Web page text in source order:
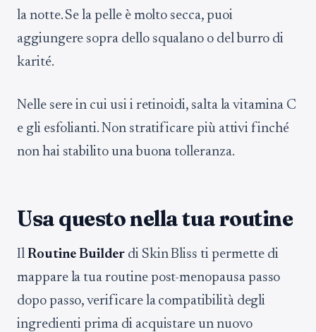
la notte. Se la pelle è molto secca, puoi
aggiungere sopra dello squalano o del burro di
karité.
Nelle sere in cui usi i retinoidi, salta la vitamina C
e gli esfolianti. Non stratificare più attivi finché
non hai stabilito una buona tolleranza.
Usa questo nella tua routine
Il Routine Builderdi Skin Bliss ti permette di
mappare la tua routine post-menopausa passo
dopo passo, verificare la compatibilità degli
ingredienti prima di acquistare un nuovo